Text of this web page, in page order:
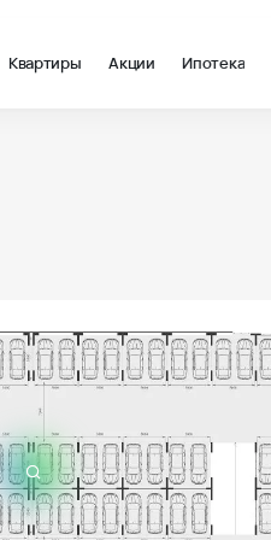
Квартиры Акции Ипотека